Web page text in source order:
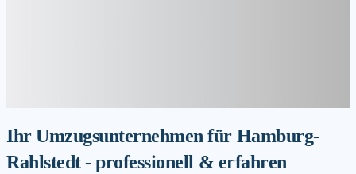
Ihr Umzugsunternehmen für Hamburg-
Rahlstedt - professionell & erfahren